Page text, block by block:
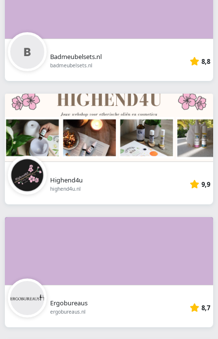
Badmeubelsets.nl
badmeubelsets.nl 8,8
Highend4u
highend4u.nl 9,9
Ergobureaus
ergobureaus.nl 8,7